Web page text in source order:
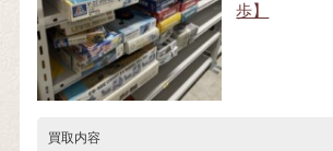
歩】
買取内容